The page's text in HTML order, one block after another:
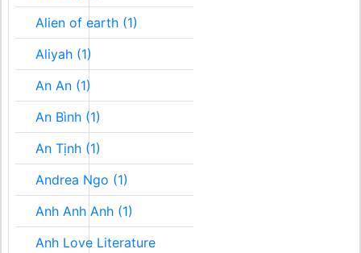
Alien of earth (1)
Aliyah (1)
An An (1)
An Bình (1)
An Tịnh (1)
Andrea Ngo (1)
Anh Anh Anh (1)
Anh Love Literature